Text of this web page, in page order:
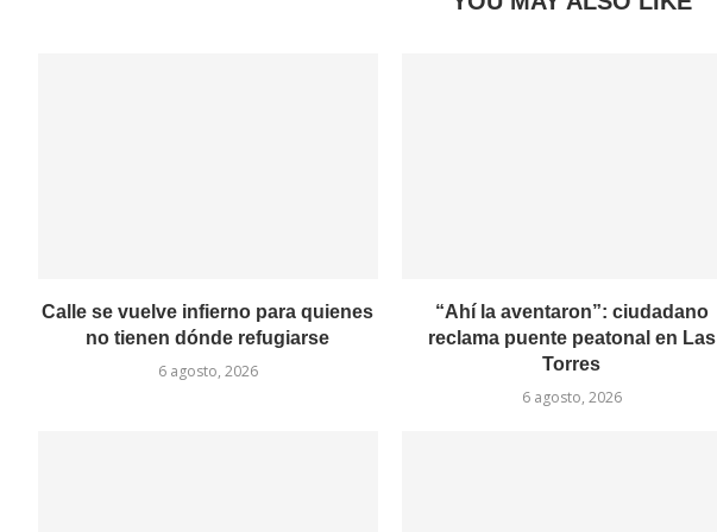
Calle se vuelve infierno para quienes
no tienen dónde refugiarse
6 agosto, 2026
“Ahí la aventaron”: ciudadano
reclama puente peatonal en Las
Torres
6 agosto, 2026